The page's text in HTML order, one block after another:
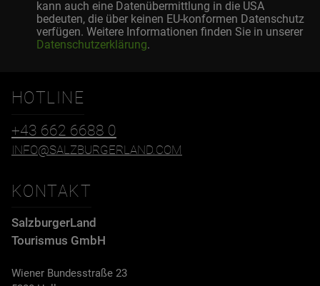
kann auch eine Datenübermittlung in die USA
bedeuten, die über keinen EU-konformen Datenschutz
verfügen. Weitere Informationen finden Sie in unserer
Datenschutzerklärung.
HOTLINE
+43 662 6688 0
INFO@SALZBURGERLAND.COM
KONTAKT
SalzburgerLand
Tourismus GmbH
Wiener Bundesstraße 23